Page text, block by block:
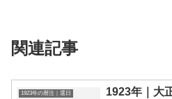
関連記事
1923年の暦注｜選日 1923年｜大